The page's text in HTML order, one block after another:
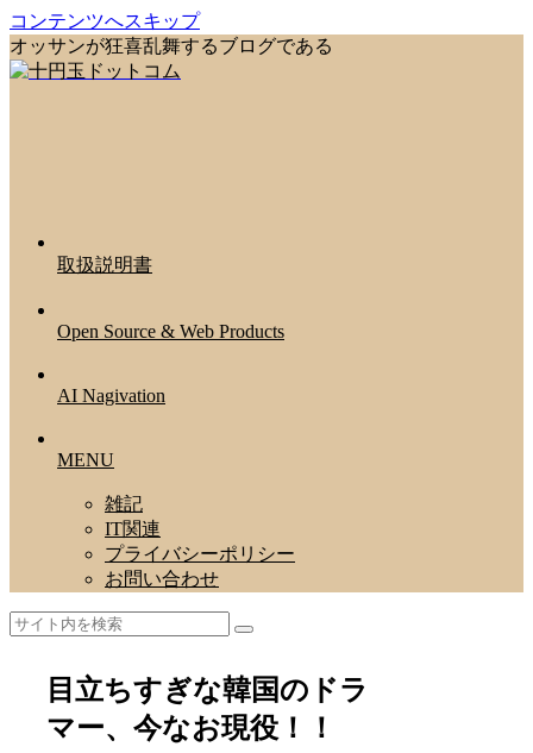
コンテンツへスキップ
オッサンが狂喜乱舞するブログである
取扱説明書
Open Source & Web Products
AI Nagivation
MENU
雑記
IT関連
プライバシーポリシー
お問い合わせ
目立ちすぎな韓国のドラ
マー、今なお現役！！